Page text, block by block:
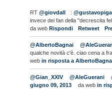
RT @giovdall : @gustavopiga
invece dei fan della "decrescita
da web Rispondi Retweet
@AlbertoBagnai
qualche novità c'è. ciao cena a
web in risposta a
@Gian_XXIV @AleGuerani
giugno 09, 2013
da web in